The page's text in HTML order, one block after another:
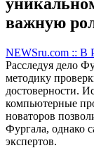
важную
NEWSru.com :: В
Расследуя дело
методику
достоверности.
компьютерные
новаторов
Фургала, однако
экспертов.